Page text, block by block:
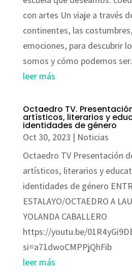
con artes Un viaje a través
continentes, las
emociones, para descubrir
somos y cómo podemos
leer más
Octaedro TV.
artísticos, literarios y
identidades de género
Oct 30, 2023 | Noticias
Octaedro TV Presentación
artísticos, literarios y
identidades de género
ESTALAYO/OCTAEDRO A
YOLANDA CABALLERO
https://youtu.be/
si=a71dwoCMPPjQhFib
leer más